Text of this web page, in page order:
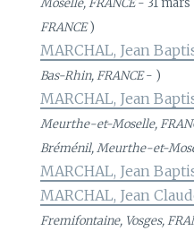
FRANCE)
MARCHAL, Jean
Bas-Rhin, FRANCE- )
MARCHAL, Jean
Meurthe-et-Moselle,
Bréménil, Meurthe-et-
MARCHAL, Jean
MARCHAL, Jean
Fremifontaine, Vosges,